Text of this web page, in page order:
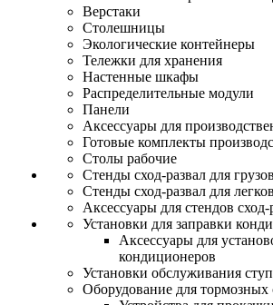
Верстаки
Столешницы
Экологические контейнеры
Тележки для хранения
Настенные шкафы
Распределительные модули
Панели
Аксессуары для
Готовые комплекты
Столы рабочие
Стенды сход-развал для
Стенды сход-развал для
Аксессуары для стендов сход-
Установки для заправки
Аксессуары для
кондиционеров
Установки обслуживания
Оборудование для тормозных